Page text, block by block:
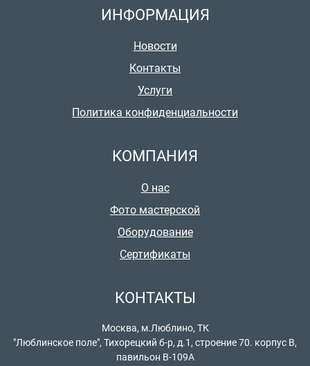
ИНФОРМАЦИЯ
Новости
Контакты
Услуги
Политика конфиденциальности
КОМПАНИЯ
О нас
Фото мастерской
Оборудование
Сертификаты
КОНТАКТЫ
Москва, м.Люблино, ТК
"Люблинское поле", Тихорецкий б-р, д.1, строение 70. корпус В,
павильон В-109А